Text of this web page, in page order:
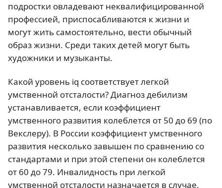
подростки овладевают неквалифицированной
профессией, приспосабливаются к жизни и
могут жить самостоятельно, вести обычный
образ жизни. Среди таких детей могут быть
художники и музыканты.
Какой уровень iq соответствует легкой
умственной отсталости? Диагноз дебилизм
устанавливается, если коэффициент
умственного развития колеблется от 50 до 69 (по
Векслеру). В России коэффициент умственного
развития несколько завышен по сравнению со
стандартами и при этой степени он колеблется
от 60 до 79. Инвалидность при легкой
умственной отсталости назначается в случае,